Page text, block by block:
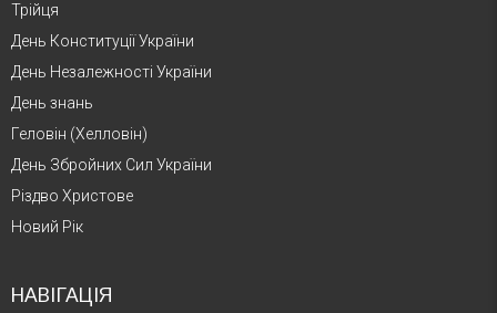
Трійця
День Конституції України
День Незалежності України
День знань
Геловін (Хелловін)
День Збройних Сил України
Різдво Христове
Новий Рік
НАВІГАЦІЯ